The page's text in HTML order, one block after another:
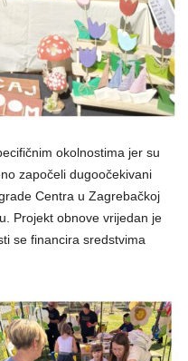
okolnostima jer su
započeli dugoočekivani
Centra u Zagrebačkoj
Projekt obnove vrijedan je
se financira sredstvima